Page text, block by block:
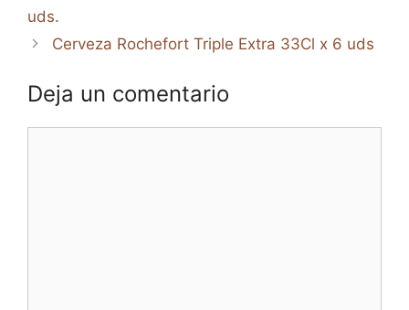
uds.
Cerveza Rochefort Triple Extra 33Cl x 6 uds
Deja un comentario